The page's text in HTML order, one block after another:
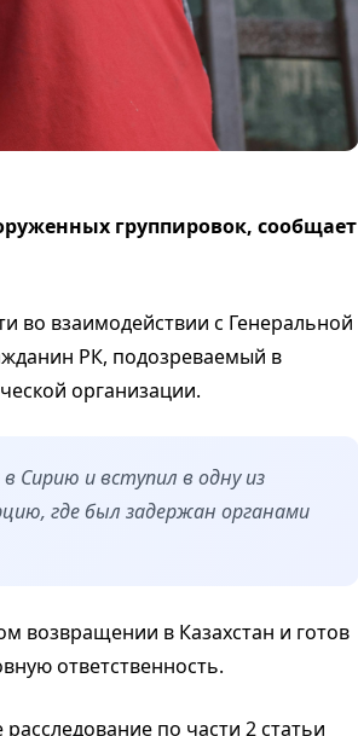
группировок, сообщает
во взаимодействии с Генеральной
РК, подозреваемый в
организации.
Сирию и вступил в одну из
где был задержан органами
возвращении в Казахстан и готов
ответственность.
по части 2 статьи